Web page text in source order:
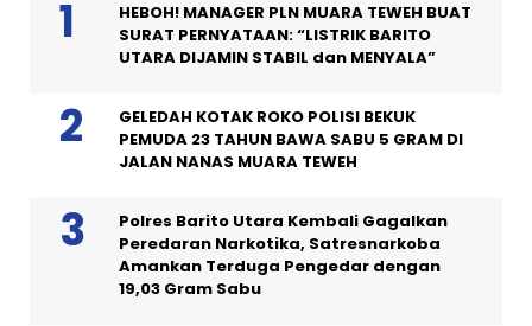
HEBOH! MANAGER PLN MUARA TEWEH BUAT
SURAT PERNYATAAN: “LISTRIK BARITO
UTARA DIJAMIN STABIL dan MENYALA”
GELEDAH KOTAK ROKO POLISI BEKUK
PEMUDA 23 TAHUN BAWA SABU 5 GRAM DI
JALAN NANAS MUARA TEWEH
Polres Barito Utara Kembali Gagalkan
Peredaran Narkotika, Satresnarkoba
Amankan Terduga Pengedar dengan
19,03 Gram Sabu